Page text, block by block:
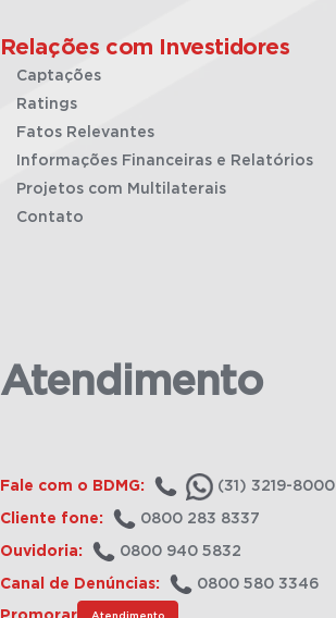
Relações com Investidores
Captações
Ratings
Fatos Relevantes
Informações Financeiras e Relatórios
Projetos com Multilaterais
Contato
Atendimento
Fale com o BDMG: (31) 3219-8000
Cliente fone: 0800 283 8337
Ouvidoria: 0800 940 5832
Canal de Denúncias: 0800 580 3346
Atendimento